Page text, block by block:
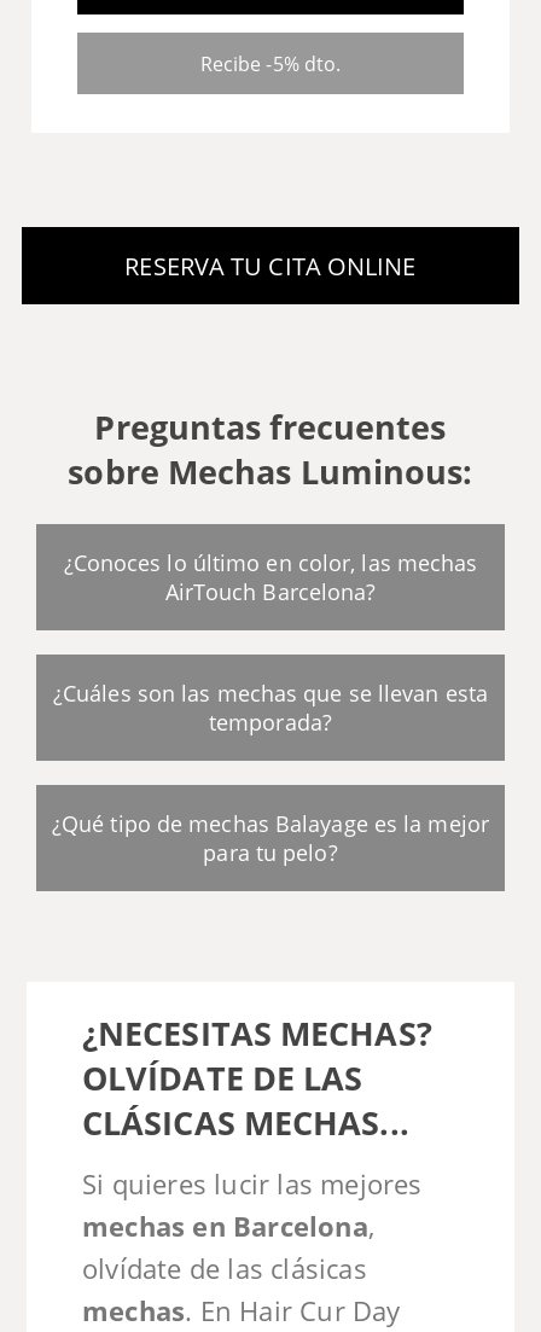
Recibe -5% dto.
Preguntas frecuentes
sobre Mechas Luminous:
¿Conoces lo último en color, las mechas
AirTouch Barcelona?
¿Cuáles son las mechas que se llevan esta
temporada?
¿Qué tipo de mechas Balayage es la mejor
para tu pelo?
¿NECESITAS MECHAS?
OLVÍDATE DE LAS
CLÁSICAS MECHAS...
Si quieres lucir las mejores
mechas en Barcelona,
olvídate de las clásicas
mechas. En Hair Cur Day